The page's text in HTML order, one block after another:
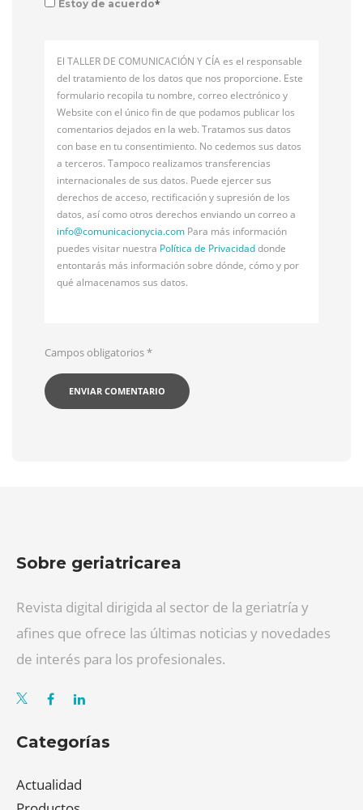
Estoy de acuerdo*
El TALLER DE COMUNICACIÓN Y CÍA es el responsable
del tratamiento de los datos que nos proporcione. Este
formulario recopila tu nombre, correo electrónico y
Website con el único fin de que podamos publicar los
comentarios dejados en la web. Tratamos sus datos
con base en tu consentimiento. No cedemos sus datos
a terceros. Tampoco realizamos transferencias
internacionales de sus datos. Puede ejercer sus
derechos de acceso, rectificación y supresión de los
datos, así como otros derechos enviando un correo a
info@comunicacionycia.com Para más información
puedes visitar nuestra Política de Privacidaddonde
entontarás más información sobre dónde, cómo y por
qué almacenamos sus datos.
Campos obligatorios*
Sobre geriatricarea
Revista digital dirigida al sector de la geriatría y
afines que ofrece las últimas noticias y novedades
de interés para los profesionales.
Categorías
Actualidad